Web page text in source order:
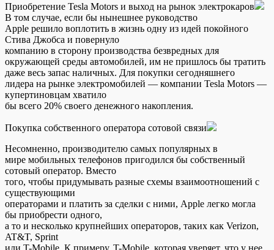
Приобретение Tesla Motors и выход на рынок электрокаров
В том случае, если бы нынешнее руководство
Apple решило воплотить в жизнь одну из идей покойного
Стива Джобса и повернуло
компанию в сторону производства безвредных для
окружающей среды автомобилей, им не пришлось бы тратить
даже весь запас наличных. Для покупки сегодняшнего
лидера на рынке электромобилей — компании Tesla Motors —
купертиновцам хватило
бы всего 20% своего денежного накопления.
Покупка собственного оператора сотовой связи
Несомненно, производителю самых популярных в
мире мобильных телефонов пригодился бы собственный
сотовый оператор. Вместо
того, чтобы придумывать разные схемы взаимоотношений с
существующими
операторами и платить за сделки с ними, Apple легко могла
бы приобрести одного,
а то и несколько крупнейших операторов, таких как Verizon,
AT&T, Sprint
или T-Mobile. К примеру, T-Mobile, которая уверяет, что у нее